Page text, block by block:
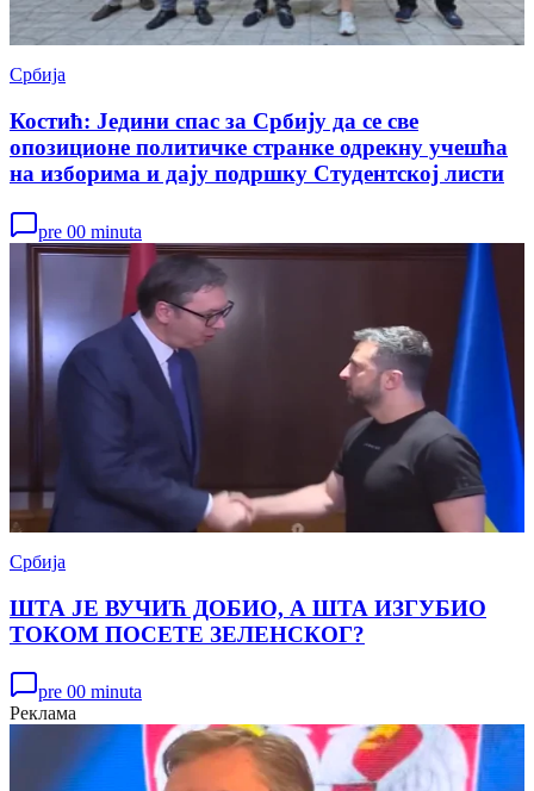
Србија
Костић: Једини спас за Србију да се све
опозиционе политичке странке одрекну учешћа
на изборима и дају подршку Студентској листи
pre 00 minuta
Србија
ШТА ЈЕ ВУЧИЋ ДОБИО, А ШТА ИЗГУБИО
ТОКОМ ПОСЕТЕ ЗЕЛЕНСКОГ?
pre 00 minuta
Реклама